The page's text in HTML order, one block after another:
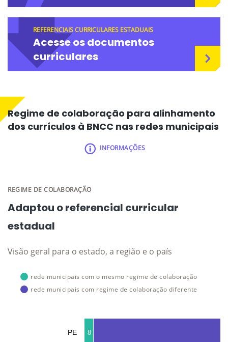
REFERENCIAIS CURRICULARES ESTADUAIS
Acesse os documentos
curriculares
Regime de colaboração para alinhamento
dos currículos à BNCC nas redes municipais
INFORMAÇÕES
REGIME DE COLABORAÇÃO
Adaptou o referencial curricular
estadual
Visão geral para o estado, a região e o país
rede municipais com o mesmo regime de colaboração
rede municipais com regime de colaboração diferente
PE 8